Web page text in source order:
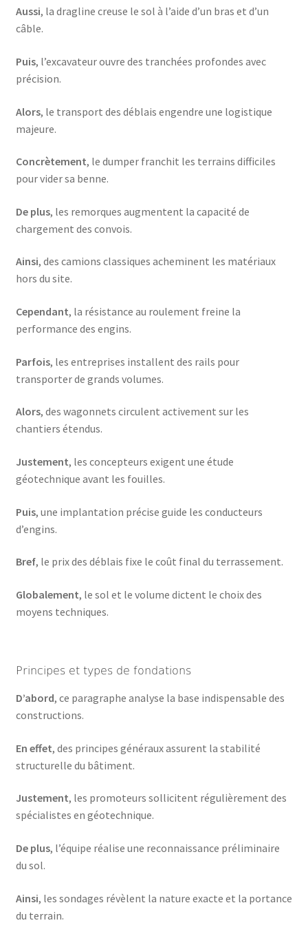
Aussi, la dragline creuse le sol à l’aide d’un bras et d’un
câble.
Puis, l’excavateur ouvre des tranchées profondes avec
précision.
Alors, le transport des déblais engendre une logistique
majeure.
Concrètement, le dumper franchit les terrains difficiles
pour vider sa benne.
De plus, les remorques augmentent la capacité de
chargement des convois.
Ainsi, des camions classiques acheminent les matériaux
hors du site.
Cependant, la résistance au roulement freine la
performance des engins.
Parfois, les entreprises installent des rails pour
transporter de grands volumes.
Alors, des wagonnets circulent activement sur les
chantiers étendus.
Justement, les concepteurs exigent une étude
géotechnique avant les fouilles.
Puis, une implantation précise guide les conducteurs
d’engins.
Bref, le prix des déblais fixe le coût final du terrassement.
Globalement, le sol et le volume dictent le choix des
moyens techniques.
Principes et types de fondations
D’abord, ce paragraphe analyse la base indispensable des
constructions.
En effet, des principes généraux assurent la stabilité
structurelle du bâtiment.
Justement, les promoteurs sollicitent régulièrement des
spécialistes en géotechnique.
De plus, l’équipe réalise une reconnaissance préliminaire
du sol.
Ainsi, les sondages révèlent la nature exacte et la portance
du terrain.